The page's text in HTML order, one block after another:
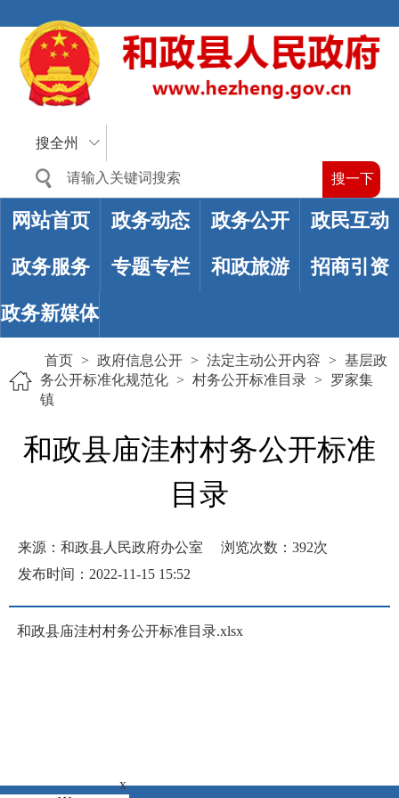
搜全州
网站首页 政务动态 政务公开 政民互动
政务服务 专题专栏 和政旅游 招商引资
政务新媒体
首页 > 政府信息公开 > 法定主动公开内容 > 基层政
务公开标准化规范化 > 村务公开标准目录 > 罗家集
镇
和政县庙洼村村务公开标准
目录
来源：和政县人民政府办公室 浏览次数： 392次
发布时间：2022-11-15 15:52
和政县庙洼村村务公开标准目录.xlsx
x